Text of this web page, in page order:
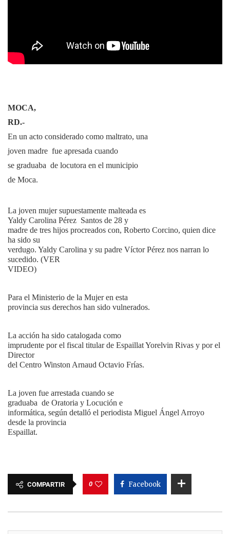
MOCA,
RD.-
En un acto considerado como maltrato, una
joven madre fue apresada cuando
se graduaba de locutora en el municipio
de Moca.
La joven mujer supuestamente malteada es
Yaldy Carolina Pérez Santos de 28 y
madre de tres hijos procreados con, Roberto Corcino, quien dice
ha sido su
verdugo. Yaldy Carolina y su padre Víctor Pérez nos narran lo
sucedido. (VER
VIDEO)
Para el Ministerio de la Mujer en esta
provincia sus derechos han sido vulnerados.
La acción ha sido catalogada como
imprudente por el fiscal titular de Espaillat Yorelvin Rivas y por el
Director
del Centro Winston Arnaud Octavio Frías.
La joven fue arrestada cuando se
graduaba de Oratoria y Locución e
informática, según detalló el periodista Miguel Ángel Arroyo
desde la provincia
Espaillat.
COMPARTIR 0 Facebook